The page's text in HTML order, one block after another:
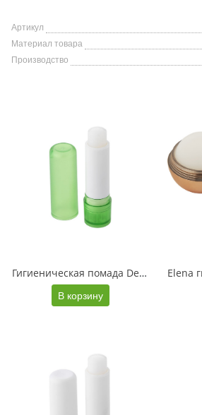
Артикул
Материал товара
Производство
Гигиеническая помада Deale, зеленый
В корзину